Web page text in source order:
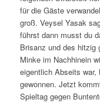
für die Gäste
groß. Veysel Yasak
führst dann musst du
Brisanz und des hitzig
Minke im Nachhinein
eigentlich Abseits
gewonnen. Jetzt
Spieltag gegen